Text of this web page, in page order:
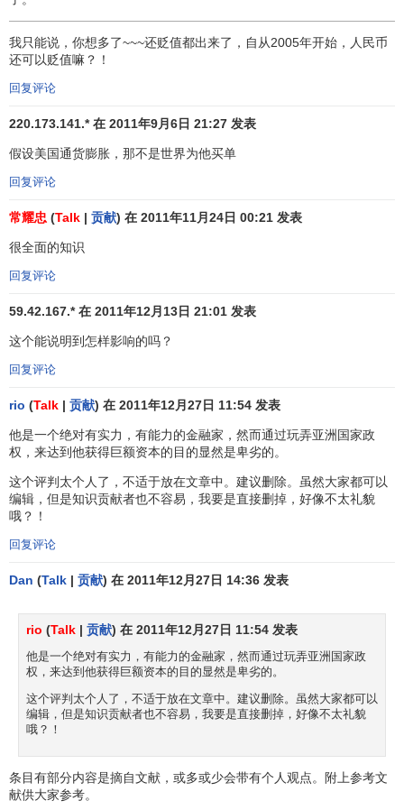
用外汇基金进入股市和期货市场，吸纳国际炒家抛售的港
币，将汇市稳定在7.75港元兑换1美元 的水平上。经过近一个
月的苦斗，使国际炒家损失惨重，无法再次实现把香港作为
“超级提款机”的企图。国际炒家在香港失利的同时，在俄罗斯
汇率的浮动幅度扩大到6.0～9.5∶1，并推迟偿还外债及暂停
债交易。9月2日，卢布贬值70%。这都使俄罗斯股市、汇市
急剧下跌，引发金融危机乃至经济、政治危机。俄罗斯政策
气，并带动了美欧国家股市的汇市的全面剧烈波动。如果说
在此之前亚洲金融危机还是区域性的，那么，
的爆发，则说明亚洲金融危机已经超出了区域性范围，具
境。1999年，金融危机结束。
亚洲金融危机的影响
这次金融危机影响极其深远，它暴露了一些亚洲国家经
不仅是坏事，也是好事，这为推动亚洲发展中国家深化改
革与调整的任务十分艰巨，这些国家的经济全面复苏还需要
一定的时间。但亚洲发展中国家经济成长的基本因素仍然存
在，经过克服内外困难，亚洲经济形势的好转和进一步发展
经济大危机之后，对世界经济有深远影响的又一重大事件。
这次金融危机反映了世界和各国的金融体系存在着严重缺
陷，包括许多被人们认为是经过历史发展选择的比较成熟的
多多的问题，需要进行反思。这次金融危机给我们提出了许
多新的课题，提出了要建立新的金融法则和组织形式的问
题。本书试图进行这方面的研究。本书研究的中心问题是如
何解脱本世纪初货币制度改革以后在不兑现的纸币本位制条
件下各国形成的货币供应体制和企业之间在新形势下形成的
我只能说，你想多了~~~还贬值都出来了，自从2005年开始，人民币
还可以贬值嘛？！
回复评论
220.173.141.* 在 2011年9月6日 21:27 发表
假设美国通货膨胀，那不是世界为他买单
回复评论
常耀忠 (Talk | 贡献) 在 2011年11月24日 00:21 发表
很全面的知识
回复评论
59.42.167.* 在 2011年12月13日 21:01 发表
这个能说明到怎样影响的吗？
回复评论
rio (Talk | 贡献) 在 2011年12月27日 11:54 发表
他是一个绝对有实力，有能力的金融家，然而通过玩弄亚洲国家政
权，来达到他获得巨额资本的目的显然是卑劣的。
这个评判太个人了，不适于放在文章中。建议删除。虽然大家都可以
编辑，但是知识贡献者也不容易，我要是直接删掉，好像不太礼貌
哦？！
回复评论
Dan (Talk | 贡献) 在 2011年12月27日 14:36 发表
rio (Talk | 贡献) 在 2011年12月27日 11:54 发表
他是一个绝对有实力，有能力的金融家，然而通过玩弄亚洲国家政
权，来达到他获得巨额资本的目的显然是卑劣的。
这个评判太个人了，不适于放在文章中。建议删除。虽然大家都可以
编辑，但是知识贡献者也不容易，我要是直接删掉，好像不太礼貌
哦？！
条目有部分内容是摘自文献，或多或少会带有个人观点。附上参考文
献供大家参考。